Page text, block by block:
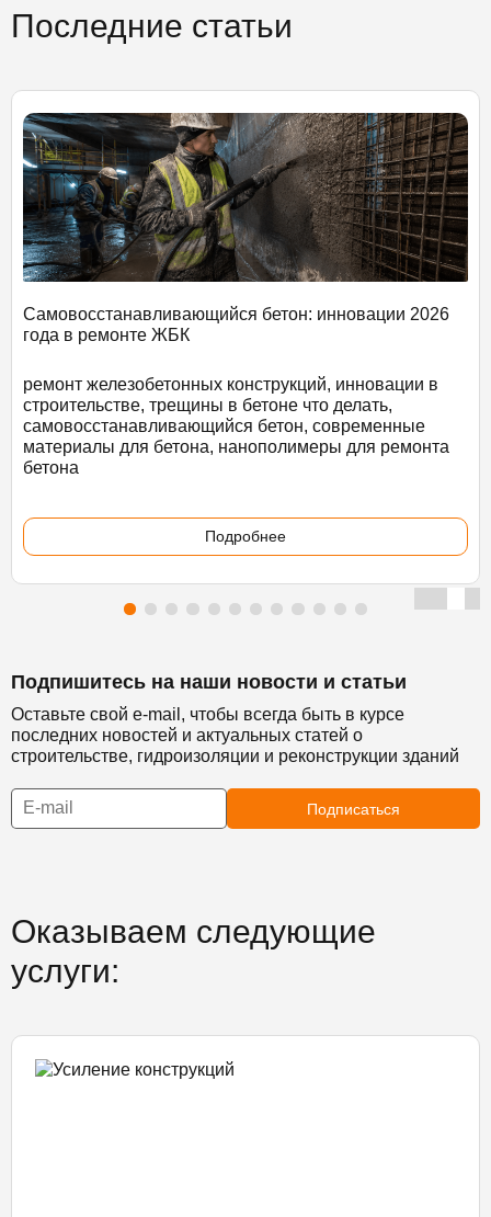
Последние статьи
Самовосстанавливающийся бетон: инновации 2026
года в ремонте ЖБК
ремонт железобетонных конструкций, инновации в
строительстве, трещины в бетоне что делать,
самовосстанавливающийся бетон, современные
материалы для бетона, нанополимеры для ремонта
бетона
Подробнее
Подпишитесь на наши новости и статьи
Оставьте свой e-mail, чтобы всегда быть в курсе
последних новостей и актуальных статей о
строительстве, гидроизоляции и реконструкции зданий
Подписаться
Оказываем следующие
услуги: